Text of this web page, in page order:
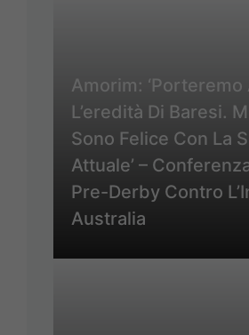
Amorim: ‘Porteremo
L’eredità Di Baresi.
Sono Felice Con La
Attuale’ –
Pre-Derby Contro
Australia